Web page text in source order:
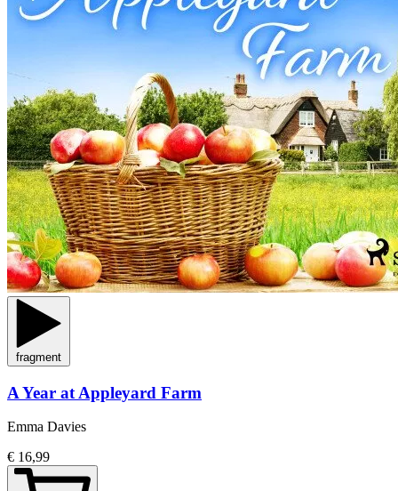
fragment
A Year at Appleyard Farm
Emma Davies
€ 16,99